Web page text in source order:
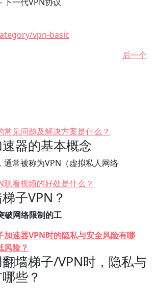
vpn-basic
后一个
见问题及解决方案是什么？
器的基本概念
通常被称为VPN（虚拟私人网络
观看视频的好处是什么？
子VPN？
破网络限制的工
加速器VPN时的隐私与安全风险有哪
风险？
墙梯子/VPN时，隐私与
些？